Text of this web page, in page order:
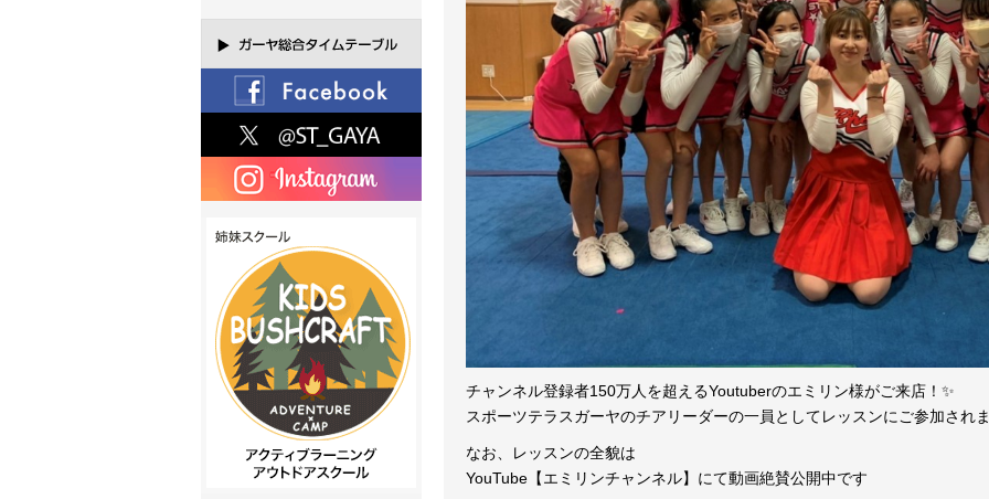
チャンネル登録者150万人を超えるYoutuberのエミリン様がご来店！✨
スポーツテラスガーヤのチアリーダーの一員としてレッスンにご参加され
なお、レッスンの全貌は
YouTube【エミリンチャンネル】にて動画絶賛公開中です